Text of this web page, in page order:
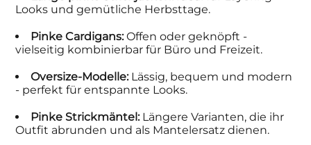
Looks und gemütliche Herbsttage.
Pinke Cardigans:Offen oder geknöpft -
vielseitig kombinierbar für Büro und Freizeit.
Oversize-Modelle:Lässig, bequem und modern
- perfekt für entspannte Looks.
Pinke Strickmäntel:Längere Varianten, die ihr
Outfit abrunden und als Mantelersatz dienen.